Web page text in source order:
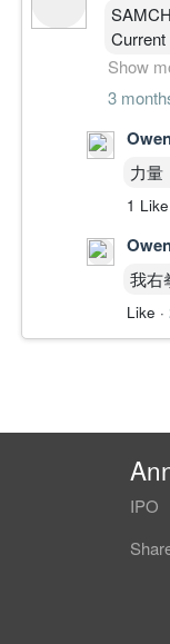
MBOW
中文版本
Core
“长期
这已
周线
月线
月线
这通常
周线
周线
重点
Show
3
力量
1 Like
我右
Like ·
IPO